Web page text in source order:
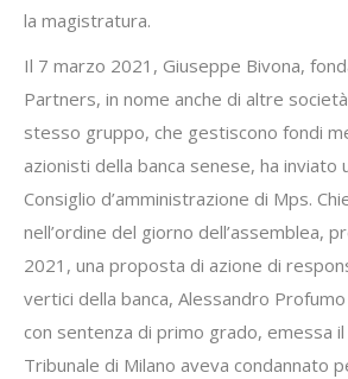
la magistratura.
Il 7 marzo 2021, Giuseppe Bivona,
Partners, in nome anche di altre
stesso gruppo, che gestiscono fondi
azionisti della banca senese, ha inviato
Consiglio d’amministrazione di Mps.
nell’ordine del giorno dell’assemblea,
2021, una proposta di azione di
vertici della banca, Alessandro
con sentenza di primo grado, emessa
Tribunale di Milano aveva condannato